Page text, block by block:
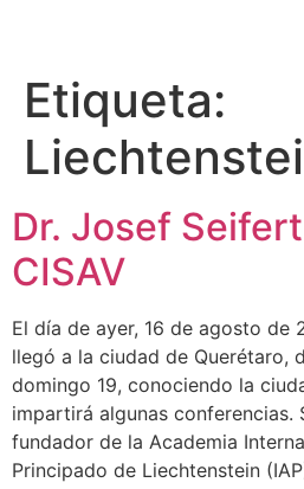
Etiqueta:
Dr. Josef
CISAV
El día de ayer, 16 de agosto de
llegó a la ciudad de Querétaro,
domingo 19, conociendo la
impartirá algunas conferencias.
fundador de la Academia
Principado de Liechtenstein